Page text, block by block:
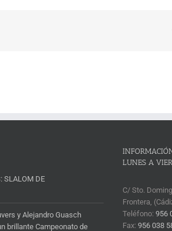
SLALOM DE
y Alejandro Guasch
brillante Campeonato de
LUNES A
C/ Sto.
Frontera,
Teléfono:956
Fax:956 038